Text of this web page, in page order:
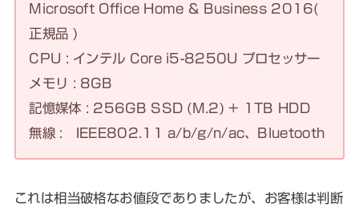
Microsoft Office Home & Business 2016(
正規品 )
CPU : インテル Core i5-8250U プロセッサー
メモリ : 8GB
記憶媒体 : 256GB SSD (M.2) + 1TB HDD
無線 : IEEE802.11 a/b/g/n/ac、Bluetooth
これは相当破格なお値段でありましたが、お客様は判断